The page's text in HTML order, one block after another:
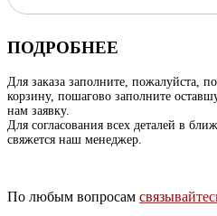
ПОДРОБНЕЕ
Для заказа заполните, пожалуйста,
корзину, пошагово заполните
нам заявку.
Для согласования всех деталей в
свяжется наш менеджер.
По любым вопросам